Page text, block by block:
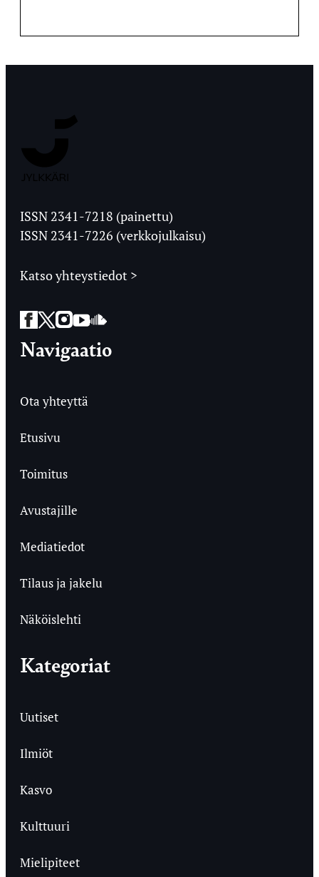
Ylioppilaslehti
ISSN 2341-7218 (painettu)
ISSN 2341-7226 (verkkojulkaisu)
Katso yhteystiedot >
Facebook
Twitter
Instagram
YouTube
SoundCloud
Navigaatio
Ota yhteyttä
Etusivu
Toimitus
Avustajille
Mediatiedot
Tilaus ja jakelu
Näköislehti
Kategoriat
Uutiset
Ilmiöt
Kasvo
Kulttuuri
Mielipiteet